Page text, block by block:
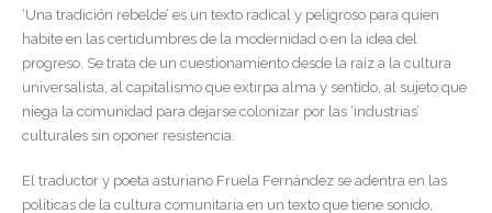
‘Una tradición rebelde’ es un texto radical y peligroso para quien
habite en las certidumbres de la modernidad o en la idea del
progreso. Se trata de un cuestionamiento desde la raíz a la cultura
universalista, al capitalismo que extirpa alma y sentido, al sujeto que
niega la comunidad para dejarse colonizar por las ‘industrias’
culturales sin oponer resistencia.
El traductor y poeta asturiano Fruela Fernández se adentra en las
políticas de la cultura comunitaria en un texto que tiene sonido,